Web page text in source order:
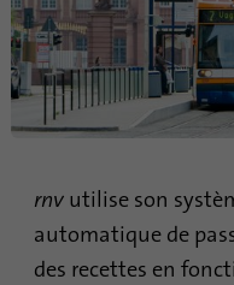
rnvutilise son
automatique de
des recettes en
Fournisseur
Durée 6 mois
Ce
li_sugr